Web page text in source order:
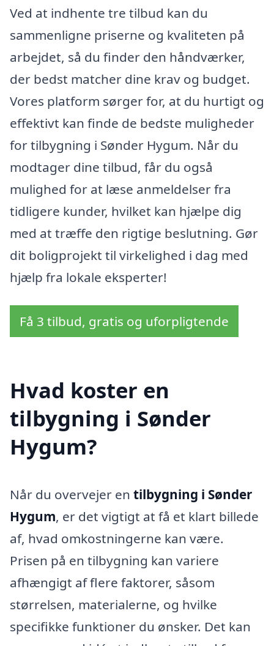
Ved at indhente tre tilbud kan du
sammenligne priserne og kvaliteten på
arbejdet, så du finder den håndværker,
der bedst matcher dine krav og budget.
Vores platform sørger for, at du hurtigt og
effektivt kan finde de bedste muligheder
for tilbygning i Sønder Hygum. Når du
modtager dine tilbud, får du også
mulighed for at læse anmeldelser fra
tidligere kunder, hvilket kan hjælpe dig
med at træffe den rigtige beslutning. Gør
dit boligprojekt til virkelighed i dag med
hjælp fra lokale eksperter!
Få 3 tilbud, gratis og uforpligtende
Hvad koster en
tilbygning i Sønder
Hygum?
Når du overvejer en tilbygning i Sønder
Hygum, er det vigtigt at få et klart billede
af, hvad omkostningerne kan være.
Prisen på en tilbygning kan variere
afhængigt af flere faktorer, såsom
størrelsen, materialerne, og hvilke
specifikke funktioner du ønsker. Det kan